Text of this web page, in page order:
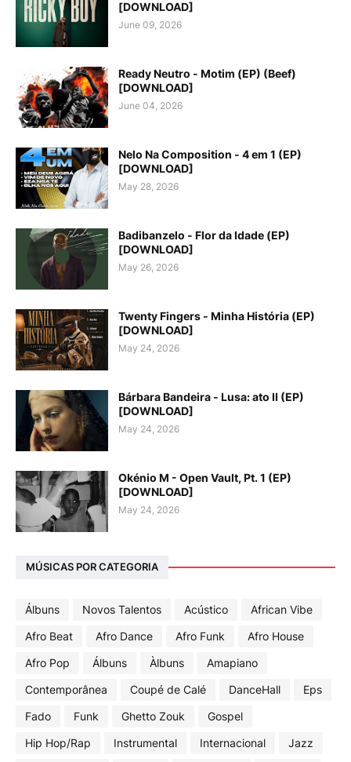
[DOWNLOAD]
June 09, 2026
Ready Neutro - Motim (EP) (Beef)
[DOWNLOAD]
June 04, 2026
Nelo Na Composition - 4 em 1 (EP)
[DOWNLOAD]
May 28, 2026
Badibanzelo - Flor da Idade (EP)
[DOWNLOAD]
May 26, 2026
Twenty Fingers - Minha História (EP)
[DOWNLOAD]
May 24, 2026
Bárbara Bandeira - Lusa: ato II (EP)
[DOWNLOAD]
May 24, 2026
Okénio M - Open Vault, Pt. 1 (EP)
[DOWNLOAD]
May 24, 2026
MÚSICAS POR CATEGORIA
Álbuns Novos Talentos Acústico
African Vibe
Afro Beat
Afro Dance Afro Funk
Afro House
Afro Pop
Álbuns Àlbuns
Amapiano
Contemporânea
Coupé de Calé DanceHall
Eps
Fado
Funk Ghetto Zouk
Gospel
Hip Hop/Rap
Instrumental Internacional
Jazz